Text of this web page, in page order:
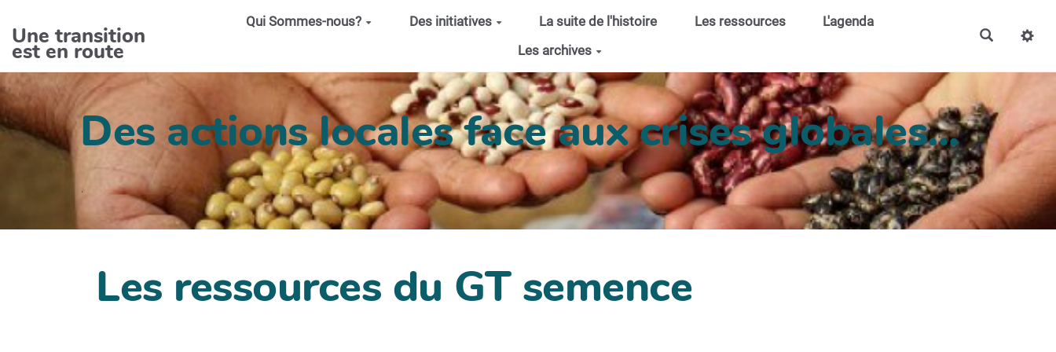
Une transition
est en route
Qui Sommes-nous? Des initiatives La suite de l'histoire Les ressources
L'agenda
Les archives
Des actions locales face aux crises globales...
.
Les ressources du GT semence